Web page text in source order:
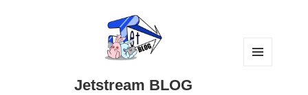
Jetstream BLOG